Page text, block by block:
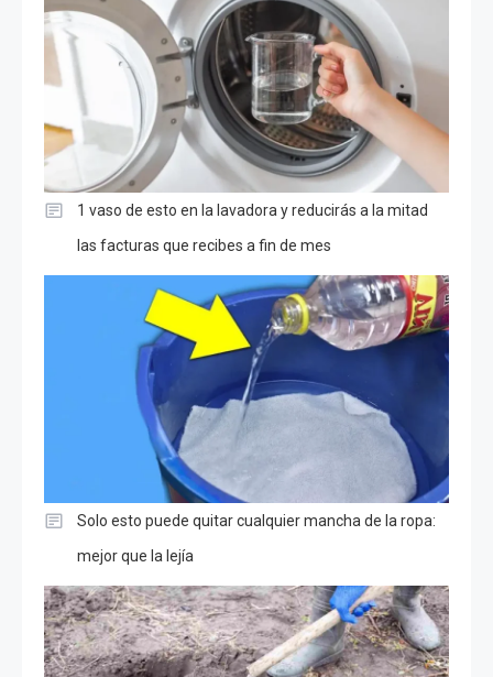
1 vaso de esto en la lavadora y reducirás a la mitad
las facturas que recibes a fin de mes
Solo esto puede quitar cualquier mancha de la ropa:
mejor que la lejía